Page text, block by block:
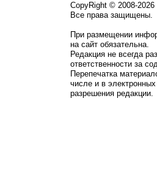
CopyRight © 2008-
Все права защищены.
При размещении
на сайт обязательна.
Редакция не всегда
ответственности за
Перепечатка
числе и в
разрешения редакции.